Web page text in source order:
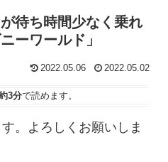
待ち時間少なく乗れ
ーワールド」
2022.05.06 2022.05.02
3分で読めます。
。よろしくお願いしま